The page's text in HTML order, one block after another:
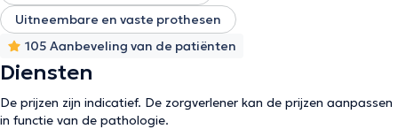
Uitneembare en vaste prothesen
105 Aanbeveling van de patiënten
Diensten
De prijzen zijn indicatief. De zorgverlener kan de prijzen aanpassen
in functie van de pathologie.